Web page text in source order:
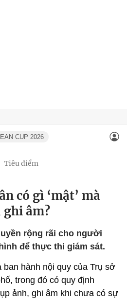
CUP 2026
Tiêu điểm
có gì ‘mật’ mà
ghi âm?
rộng rãi cho người
để thực thi giám sát.
ban hành nội quy của Trụ sở
trong đó có quy định
ảnh, ghi âm khi chưa có sự